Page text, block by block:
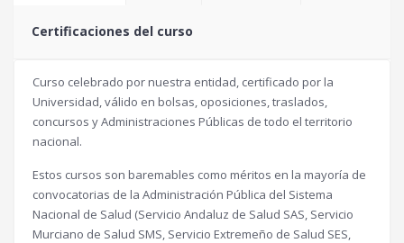
Certificaciones del curso
Curso celebrado por nuestra entidad, certificado por la
Universidad, válido en bolsas, oposiciones, traslados,
concursos y Administraciones Públicas de todo el territorio
nacional.
Estos cursos son baremables como méritos en la mayoría de
convocatorias de la Administración Pública del Sistema
Nacional de Salud (Servicio Andaluz de Salud SAS, Servicio
Murciano de Salud SMS, Servicio Extremeño de Salud SES,